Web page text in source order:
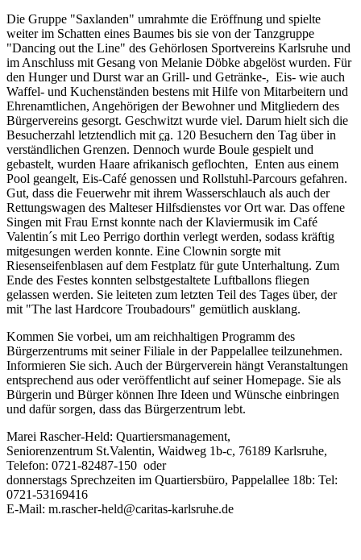
Die Gruppe "Saxlanden" umrahmte die Eröffnung und spielte
weiter im Schatten eines Baumes bis sie von der Tanzgruppe
"Dancing out the Line" des Gehörlosen Sportvereins Karlsruhe und
im Anschluss mit Gesang von Melanie Döbke abgelöst wurden. Für
den Hunger und Durst war an Grill- und Getränke-, Eis- wie auch
Waffel- und Kuchenständen bestens mit Hilfe von Mitarbeitern und
Ehrenamtlichen, Angehörigen der Bewohner und Mitgliedern des
Bürgervereins gesorgt. Geschwitzt wurde viel. Darum hielt sich die
Besucherzahl letztendlich mit ca. 120 Besuchern den Tag über in
verständlichen Grenzen. Dennoch wurde Boule gespielt und
gebastelt, wurden Haare afrikanisch geflochten, Enten aus einem
Pool geangelt, Eis-Café genossen und Rollstuhl-Parcours gefahren.
Gut, dass die Feuerwehr mit ihrem Wasserschlauch als auch der
Rettungswagen des Malteser Hilfsdienstes vor Ort war. Das offene
Singen mit Frau Ernst konnte nach der Klaviermusik im Café
Valentin´s mit Leo Perrigo dorthin verlegt werden, sodass kräftig
mitgesungen werden konnte. Eine Clownin sorgte mit
Riesenseifenblasen auf dem Festplatz für gute Unterhaltung. Zum
Ende des Festes konnten selbstgestaltete Luftballons fliegen
gelassen werden. Sie leiteten zum letzten Teil des Tages über, der
mit "The last Hardcore Troubadours" gemütlich ausklang.
Kommen Sie vorbei, um am reichhaltigen Programm des
Bürgerzentrums mit seiner Filiale in der Pappelallee teilzunehmen.
Informieren Sie sich. Auch der Bürgerverein hängt Veranstaltungen
entsprechend aus oder veröffentlicht auf seiner Homepage. Sie als
Bürgerin und Bürger können Ihre Ideen und Wünsche einbringen
und dafür sorgen, dass das Bürgerzentrum lebt.
Marei Rascher-Held: Quartiersmanagement,
Seniorenzentrum St.Valentin, Waidweg 1b-c, 76189 Karlsruhe,
Telefon: 0721-82487-150 oder
donnerstags Sprechzeiten im Quartiersbüro, Pappelallee 18b: Tel:
0721-53169416
E-Mail: m.rascher-held@caritas-karlsruhe.de